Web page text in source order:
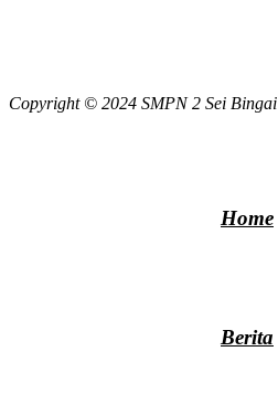
Copyright © 2024 SMPN 2 Sei Bingai
Home
Berita